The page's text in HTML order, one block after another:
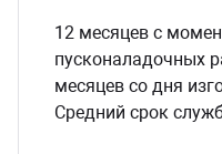
12 месяцев с
пусконаладочных
месяцев со дня
Средний срок